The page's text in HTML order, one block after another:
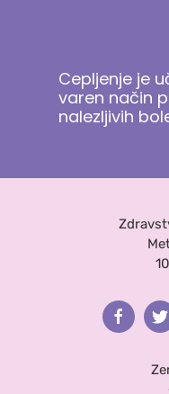
Cepljenje je
varen način
nalezljivih